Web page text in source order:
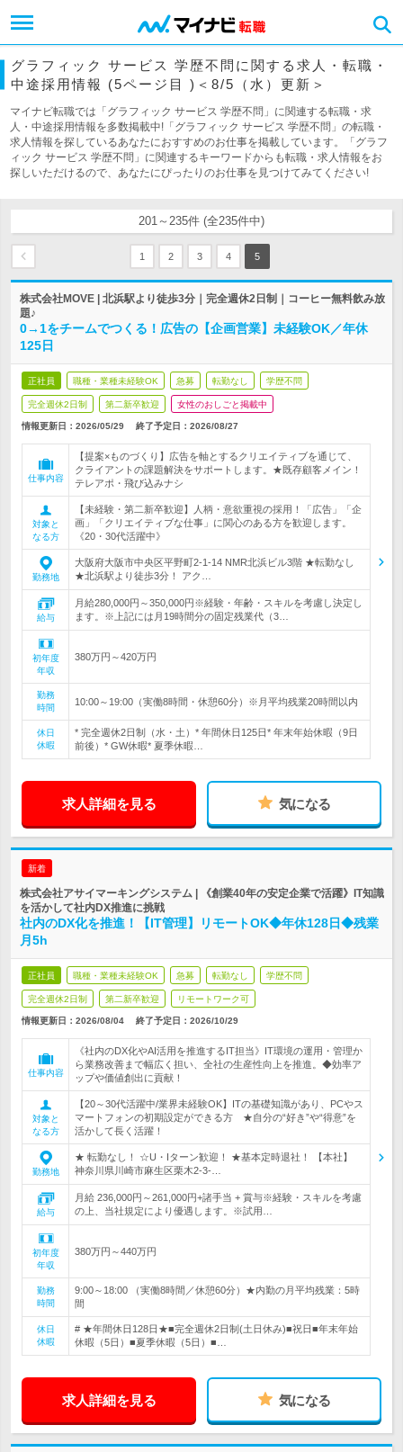
グラフィック サービス 学歴不問に関する求人・転職・
中途採用情報 (5ページ目 )＜8/5（水）更新＞
マイナビ転職では「グラフィック サービス 学歴不問」に関連する転職・求
人・中途採用情報を多数掲載中!「グラフィック サービス 学歴不問」の転職・
求人情報を探しているあなたにおすすめのお仕事を掲載しています。「グラフ
ィック サービス 学歴不問」に関連するキーワードからも転職・求人情報をお
探しいただけるので、あなたにぴったりのお仕事を見つけてみてください!
201～235件 (全235件中)
1 2 3 4 5
株式会社MOVE | 北浜駅より徒歩3分｜完全週休2日制｜コーヒー無料飲み放
題♪
0→1をチームでつくる！広告の【企画営業】未経験OK／年休
125日
正社員 職種・業種未経験OK 急募 転勤なし 学歴不問
完全週休2日制 第二新卒歓迎 女性のおしごと掲載中
情報更新日：2026/05/29 終了予定日： 2026/08/27
仕事内容
【提案×ものづくり】広告を軸とするクリエイティブを通じて、
クライアントの課題解決をサポートします。★既存顧客メイン！
テレアポ・飛び込みナシ
対象と
なる方
【未経験・第二新卒歓迎】人柄・意欲重視の採用！「広告」「企
画」「クリエイティブな仕事」に関心のある方を歓迎します。
《20・30代活躍中》
勤務地
大阪府大阪市中央区平野町2-1-14 NMR北浜ビル3階 ★転勤なし
★北浜駅より徒歩3分！ アク…
給与
月給280,000円～350,000円※経験・年齢・スキルを考慮し決定し
ます。※上記には月19時間分の固定残業代（3…
初年度
年収
380万円～420万円
勤務
時間
10:00～19:00（実働8時間・休憩60分）※月平均残業20時間以内
休日
休暇
* 完全週休2日制（水・土）* 年間休日125日* 年末年始休暇（9日
前後）* GW休暇* 夏季休暇…
求人詳細を見る 気になる
新着
株式会社アサイマーキングシステム | 《創業40年の安定企業で活躍》IT知識
を活かして社内DX推進に挑戦
社内のDX化を推進！【IT管理】リモートOK◆年休128日◆残業
月5h
正社員 職種・業種未経験OK 急募 転勤なし 学歴不問
完全週休2日制 第二新卒歓迎 リモートワーク可
情報更新日：2026/08/04 終了予定日： 2026/10/29
仕事内容
《社内のDX化やAI活用を推進するIT担当》IT環境の運用・管理か
ら業務改善まで幅広く担い、全社の生産性向上を推進。◆効率ア
ップや価値創出に貢献！
対象と
なる方
【20～30代活躍中/業界未経験OK】ITの基礎知識があり、PCやス
マートフォンの初期設定ができる方 ★自分の“好き”や“得意”を
活かして長く活躍！
勤務地
★ 転勤なし！ ☆U・Iターン歓迎！ ★基本定時退社！ 【本社】
神奈川県川崎市麻生区栗木2-3-…
給与
月給 236,000円～261,000円+諸手当 + 賞与※経験・スキルを考慮
の上、当社規定により優遇します。※試用…
初年度
年収
380万円～440万円
勤務
時間
9:00～18:00 （実働8時間／休憩60分）★内勤の月平均残業：5時
間
休日
休暇
# ★年間休日128日★■完全週休2日制(土日休み)■祝日■年末年始
休暇（5日）■夏季休暇（5日）■…
求人詳細を見る 気になる